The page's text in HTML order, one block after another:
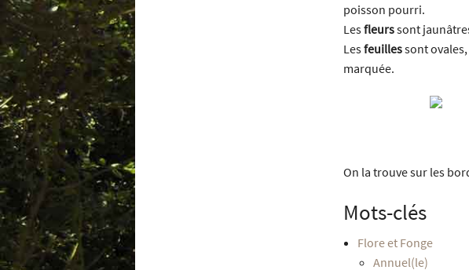
poisson pourri.
Lesfleurssont
Lesfeuillessont
marquée.
On la trouve sur les
Mots-clés
Flore et Fonge
Annuel(le)